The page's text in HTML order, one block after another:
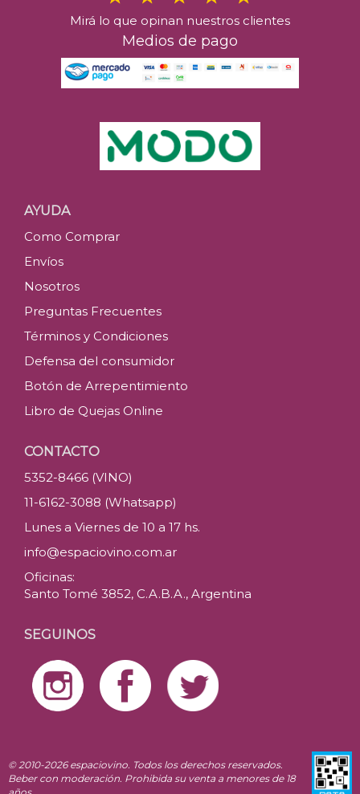
Mirá lo que opinan nuestros clientes
Medios de pago
AYUDA
Como Comprar
Envíos
Nosotros
Preguntas Frecuentes
Términos y Condiciones
Defensa del consumidor
Botón de Arrepentimiento
Libro de Quejas Online
CONTACTO
5352-8466 (VINO)
11-6162-3088 (Whatsapp)
Lunes a Viernes de 10 a 17 hs.
info@espaciovino.com.ar
Oficinas:
Santo Tomé 3852, C.A.B.A., Argentina
SEGUINOS
© 2010-2026 espaciovino. Todos los derechos reservados.
Beber con moderación. Prohibida su venta a menores de 18